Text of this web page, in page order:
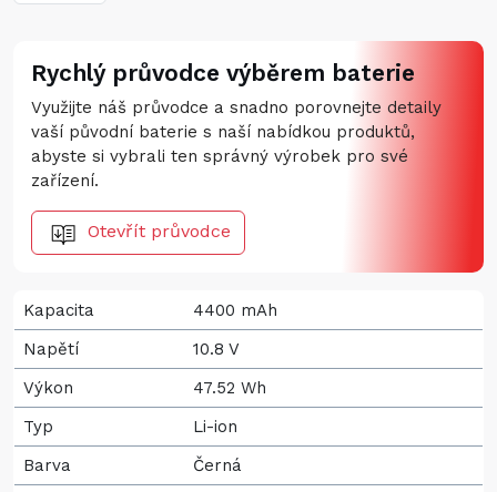
Rychlý průvodce výběrem baterie
Využijte náš průvodce a snadno porovnejte detaily
vaší původní baterie s naší nabídkou produktů,
abyste si vybrali ten správný výrobek pro své
zařízení.
Otevřít průvodce
Kapacita
4400 mAh
Napětí
10.8 V
Výkon
47.52 Wh
Typ
Li-ion
Barva
Černá